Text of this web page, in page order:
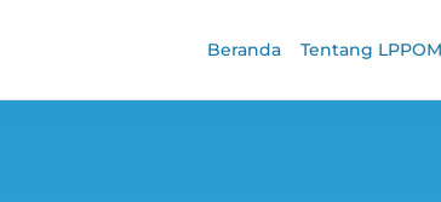
Beranda Tentang LPPOM